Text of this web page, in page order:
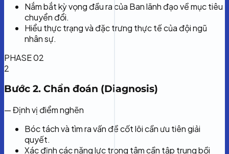
Nắm bắt kỳ vọng đầu ra của Ban lãnh đạo về mục tiêu
chuyển đổi.
Hiểu thực trạng và đặc trưng thực tế của đội ngũ
nhân sự.
PHASE 02
2
Bước 2. Chẩn đoán (Diagnosis)
— Định vị điểm nghẽn
Bóc tách và tìm ra vấn đề cốt lõi cần ưu tiên giải
quyết.
Xác định các năng lực trọng tâm cần tập trung bồi